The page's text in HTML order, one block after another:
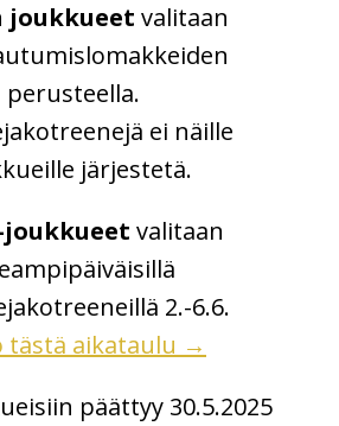
joukkueet valitaan
perusteella.
ei näille
järjestetä.
valitaan
2.-6.6.
tästä aikataulu →
päättyy 30.5.2025